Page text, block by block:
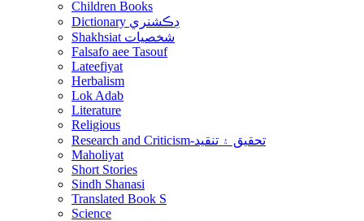
Children Books
Dictionary ڊڪشنري
Shakhsiat شخصيات
Falsafo aee Tasouf
Lateefiyat
Herbalism
Lok Adab
Literature
Religious
Research and Criticism-تحقيق ۽ تنقيد
Maholiyat
Short Stories
Sindh Shanasi
Translated Book S
Science